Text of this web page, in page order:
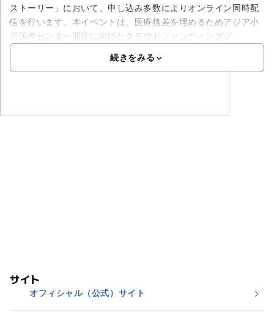
ストーリー」において、申し込み多数によりオンライン同時配
信を行います。本イベントは、医療格差を埋めるためアジア小
児医療センター開設に向けたクラウドファンディングプ
続きをみる
サイト
オフィシャル（公式）サイト